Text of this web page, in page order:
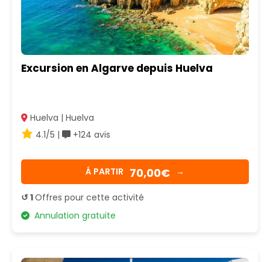
Excursion en Algarve depuis Huelva
Huelva | Huelva
4.1/5 |
+124 avis
Á PARTIR 70,00€ →
↺ 1Offres pour cette activité
Annulation gratuite